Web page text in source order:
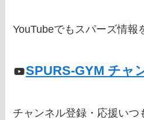
YouTubeでもスパーズ情報
SPURS-GYM チャ
チャンネル登録・応援いつ